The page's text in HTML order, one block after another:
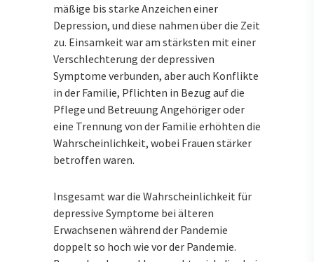
mäßige bis starke Anzeichen einer
Depression, und diese nahmen über die Zeit
zu. Einsamkeit war am stärksten mit einer
Verschlechterung der depressiven
Symptome verbunden, aber auch Konflikte
in der Familie, Pflichten in Bezug auf die
Pflege und Betreuung Angehöriger oder
eine Trennung von der Familie erhöhten die
Wahrscheinlichkeit, wobei Frauen stärker
betroffen waren.
Insgesamt war die Wahrscheinlichkeit für
depressive Symptome bei älteren
Erwachsenen während der Pandemie
doppelt so hoch wie vor der Pandemie.